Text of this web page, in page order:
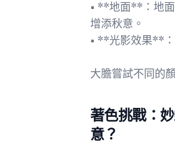
• **地面**：地面
增添秋意。
• **光影效果**：
大膽嘗試不同的
著色挑戰：
意？